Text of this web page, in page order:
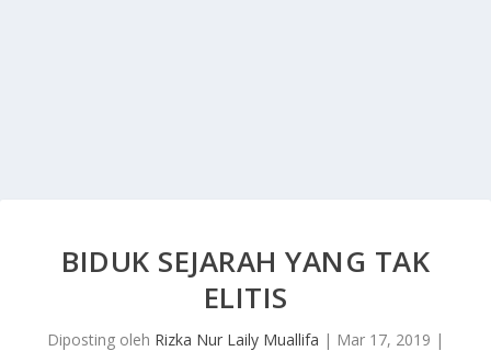
BIDUK SEJARAH YANG TAK
ELITIS
Diposting oleh Rizka Nur Laily Muallifa | Mar 17, 2019 |